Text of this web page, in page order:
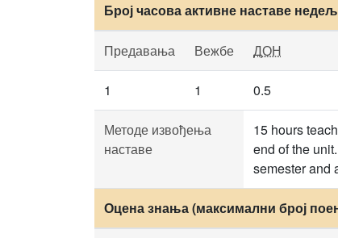
Број часова активне наставе
Предавања Вежбе ДОН
1 1 0.5
Методе извођења
наставе
15 hours
end of the
semester and
Оцена знања (максимални број